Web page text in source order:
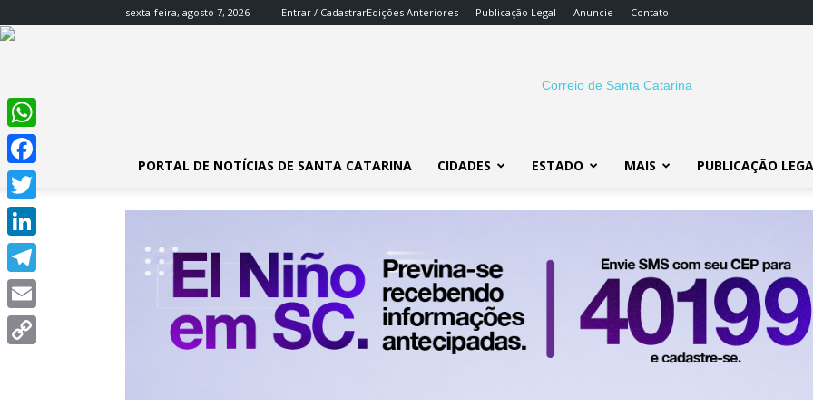
sexta-feira, agosto 7, 2026 Entrar / CadastrarEdições Anteriores Publicação Legal Anuncie Contato
SC
PORTAL DE NOTÍCIAS DE SANTA CATARINA CIDADES ESTADO MAIS PUBLICAÇÃO
WhatsApp
Facebook
Twitter
LinkedIn
Telegram
Email